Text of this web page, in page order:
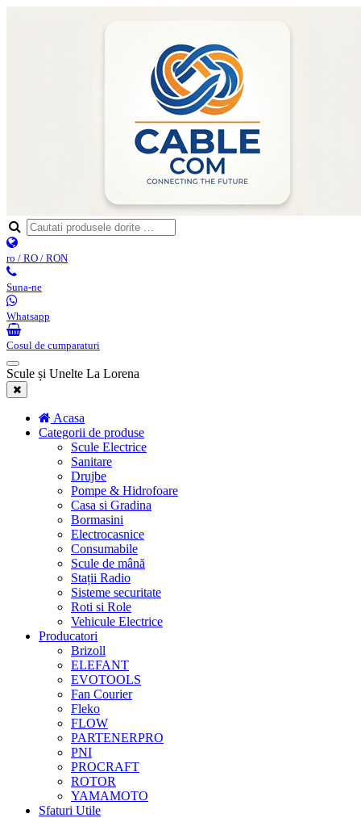
ro / RO / RON
Suna-ne
Whatsapp
Cosul de cumparaturi
Scule și Unelte La Lorena
Acasa
Categorii de produse
Scule Electrice
Sanitare
Drujbe
Pompe & Hidrofoare
Casa si Gradina
Bormasini
Electrocasnice
Consumabile
Scule de mână
Stații Radio
Sisteme securitate
Roti si Role
Vehicule Electrice
Producatori
Brizoll
ELEFANT
EVOTOOLS
Fan Courier
Fleko
FLOW
PARTENERPRO
PNI
PROCRAFT
ROTOR
YAMAMOTO
Sfaturi Utile